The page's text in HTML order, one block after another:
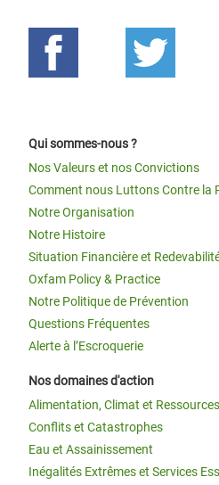
Qui sommes-nous ?
Nos Valeurs et nos Convictions
Comment nous Luttons Contre la
Notre Organisation
Notre Histoire
Situation Financière et
Oxfam Policy & Practice
Notre Politique de Prévention
Questions Fréquentes
Alerte à l’Escroquerie
Nos domaines d'action
Alimentation, Climat et
Conflits et Catastrophes
Eau et Assainissement
Inégalités Extrêmes et Services